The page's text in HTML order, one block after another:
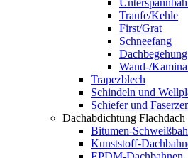
Traufe/Kehle
First/Grat
Schneefang
Dachbegehung
Wand-/
Trapezblech
Schindeln und
Schiefer und
Dachabdichtung Flachdach
Bitumen-
Kunststoff-